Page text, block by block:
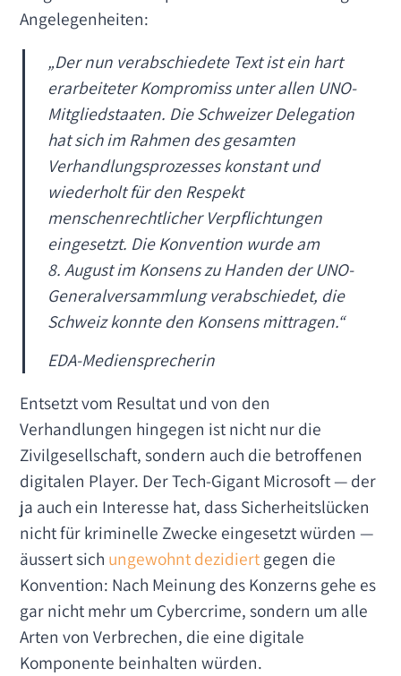
Angelegenheiten:
„Der nun verabschiedete Text ist ein hart
erarbeiteter Kompromiss unter allen UNO-
Mitgliedstaaten. Die Schweizer Delegation
hat sich im Rahmen des gesamten
Verhandlungsprozesses konstant und
wiederholt für den Respekt
menschenrechtlicher Verpflichtungen
eingesetzt. Die Konvention wurde am
8. August im Konsens zu Handen der UNO-
Generalversammlung verabschiedet, die
Schweiz konnte den Konsens mittragen.“
EDA-Mediensprecherin
Entsetzt vom Resultat und von den
Verhandlungen hingegen ist nicht nur die
Zivilgesellschaft, sondern auch die betroffenen
digitalen Player. Der Tech-Gigant Microsoft — der
ja auch ein Interesse hat, dass Sicherheitslücken
nicht für kriminelle Zwecke eingesetzt würden —
äussert sich ungewohnt dezidiertgegen die
Konvention: Nach Meinung des Konzerns gehe es
gar nicht mehr um Cybercrime, sondern um alle
Arten von Verbrechen, die eine digitale
Komponente beinhalten würden.